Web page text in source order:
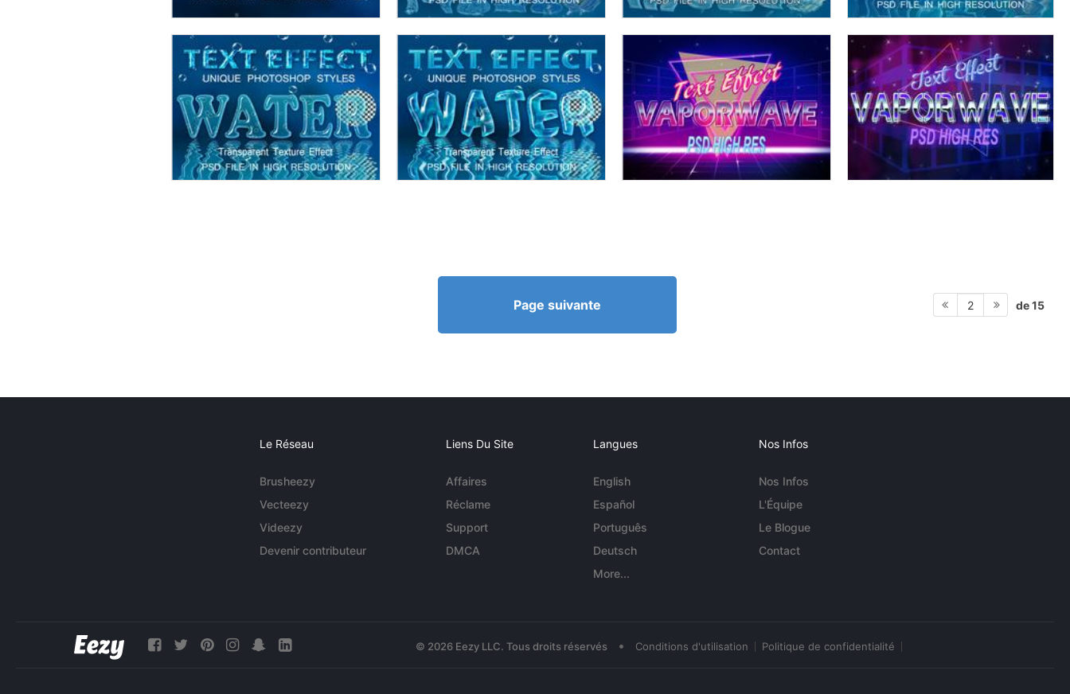
Page suivante 2 de 15
Le Réseau
Brusheezy
Vecteezy
Videezy
Devenir contributeur
Liens Du Site
Affaires
Réclame
Support
DMCA
Langues
English
Español
Português
Deutsch
More...
Nos Infos
Nos Infos
L'Équipe
Le Blogue
Contact
© 2026 Eezy LLC. Tous droits réservés • Conditions d'utilisation Politique de confidentialité